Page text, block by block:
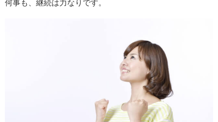
何事も、継続は力なりです。